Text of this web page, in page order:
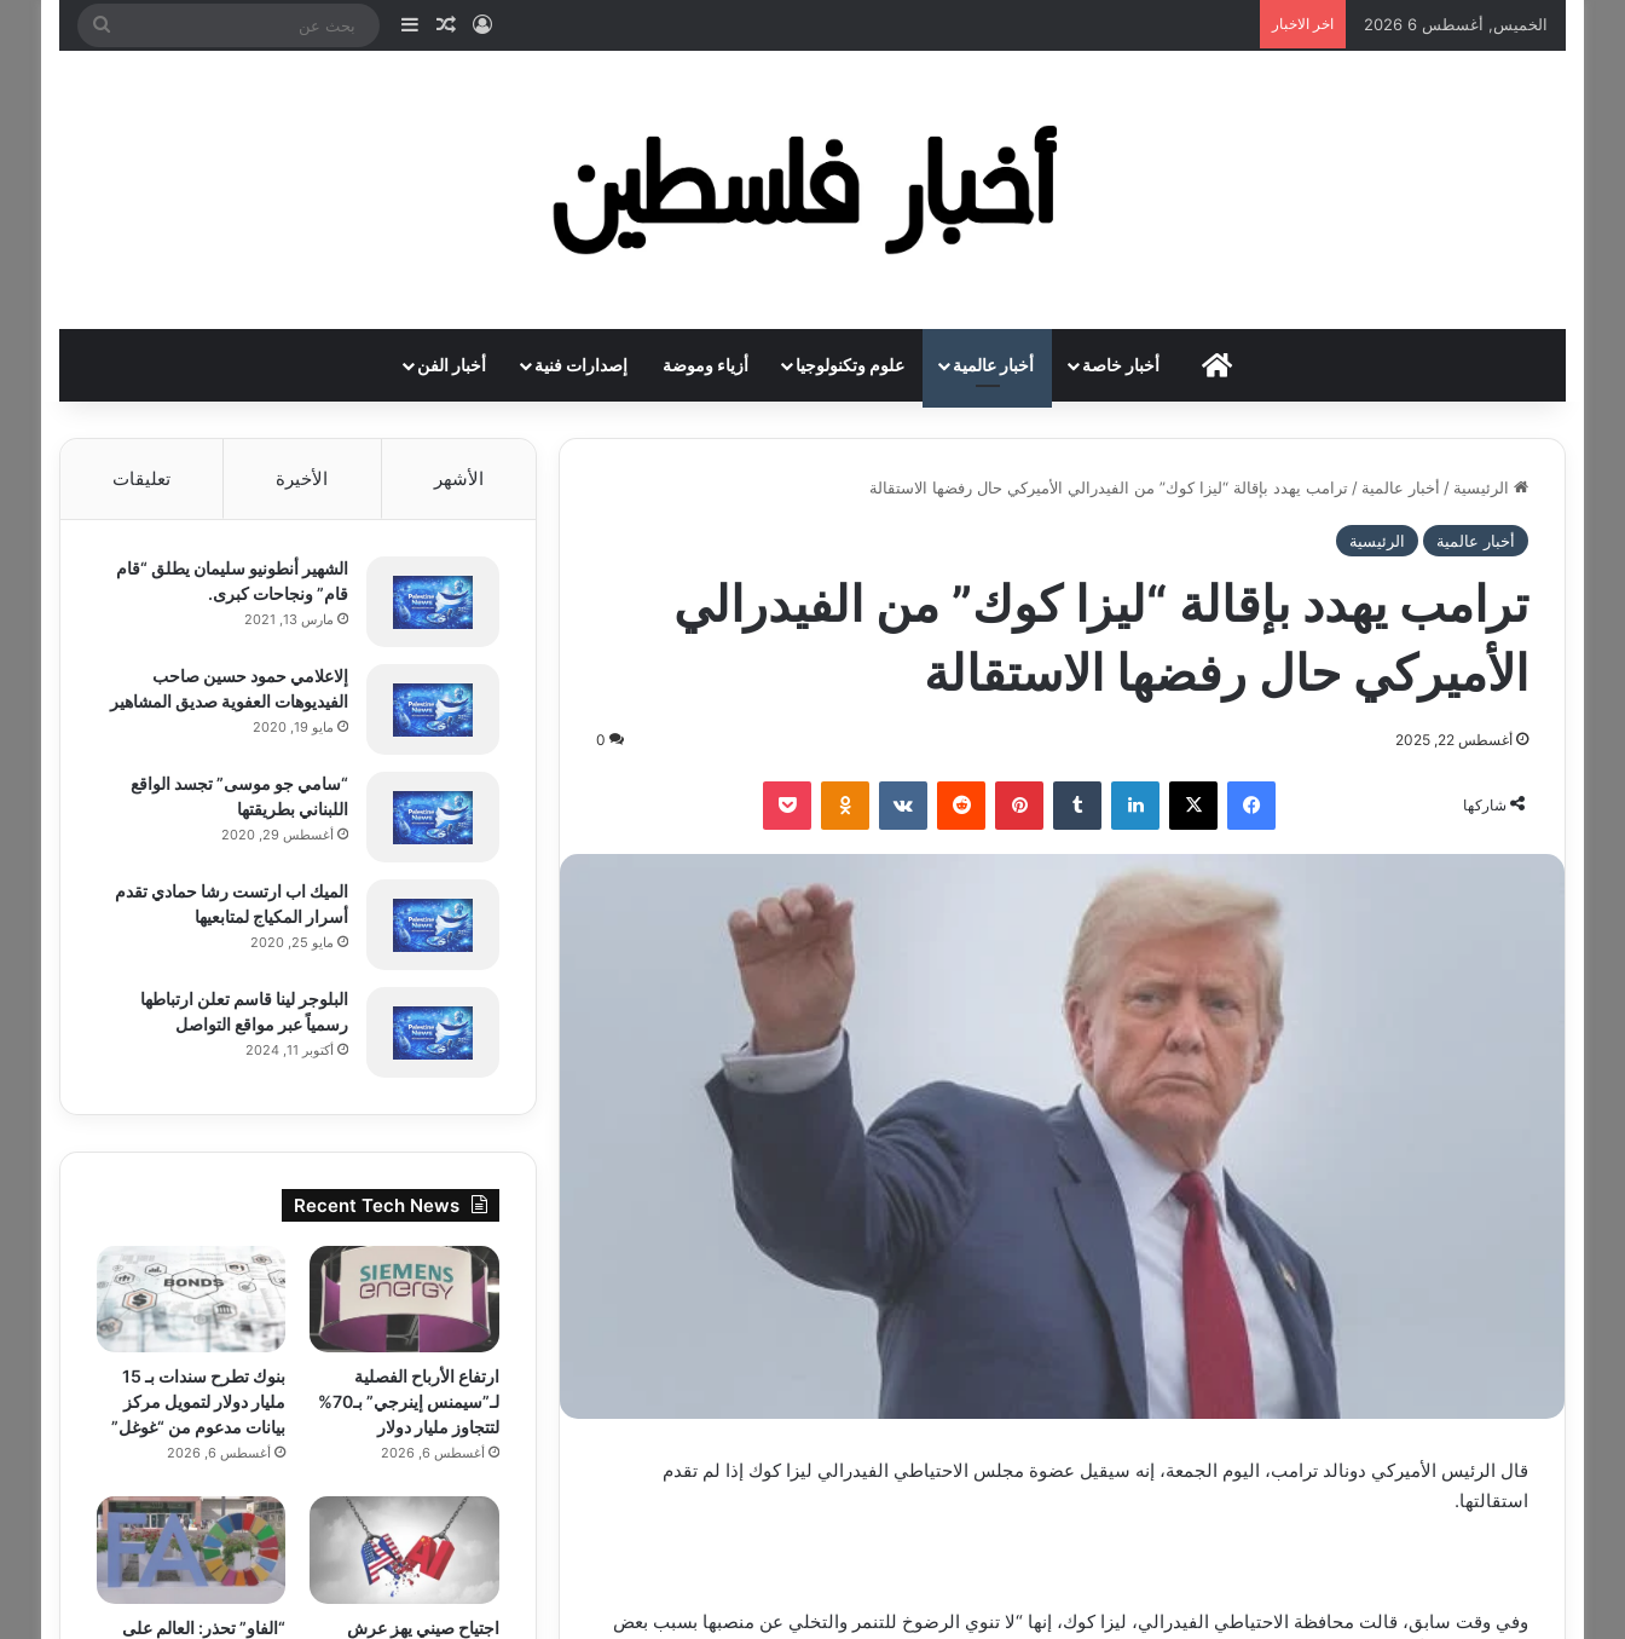
الخميس, أغسطس 6 2026 اخر الاخبار تسجيل الدخول
مقال عشوائي
إضافة عمود جانبي
HOMEأخبار خاصة أخبار عالمية علوم وتكنولوجيا أزياء وموضة إصدارات فنية أخبار الفن
الرئيسية / أخبار عالمية / ترامب يهدد بإقالة “ليزا كوك” من الفيدرالي الأميركي حال رفضها الاستقالة
أخبار عالمية الرئيسية
ترامب يهدد بإقالة “ليزا كوك” من الفيدرالي
الأميركي حال رفضها الاستقالة
أغسطس 22, 2025 0
شاركها
فيسبوك ‫X لينكدإن ‏Tumblr بينتيريست ‏Reddit
‏VKontakte
Odnoklassniki
‫Pocket
قال الرئيس الأميركي دونالد ترامب، اليوم الجمعة، إنه سيقيل عضوة مجلس الاحتياطي الفيدرالي ليزا كوك إذا لم تقدم
استقالتها.
وفي وقت سابق، قالت محافظة الاحتياطي الفيدرالي، ليزا كوك، إنها “لا تنوي الرضوخ للتنمر والتخلي عن منصبها بسبب بعض
الأشهر الأخيرة تعليقات
الشهير أنطونيو سليمان يطلق “قام
قام” ونجاحات كبرى.
مارس 13, 2021
إلاعلامي حمود حسين صاحب
الفيديوهات العفوية صديق المشاهير
مايو 19, 2020
“سامي جو موسى” تجسد الواقع
اللبناني بطريقتها
أغسطس 29, 2020
الميك اب ارتست رشا حمادي تقدم
أسرار المكياج لمتابعيها
مايو 25, 2020
البلوجر لينا قاسم تعلن ارتباطها
رسمياً عبر مواقع التواصل
أكتوبر 11, 2024
Recent Tech News
ارتفاع الأرباح الفصلية
لـ”سيمنس إينرجي” بـ70%
لتتجاوز مليار دولار
أغسطس 6, 2026
بنوك تطرح سندات بـ 15
مليار دولار لتمويل مركز
بيانات مدعوم من “غوغل”
أغسطس 6, 2026
اجتياح صيني يهز عرش
“الفاو” تحذر: العالم على